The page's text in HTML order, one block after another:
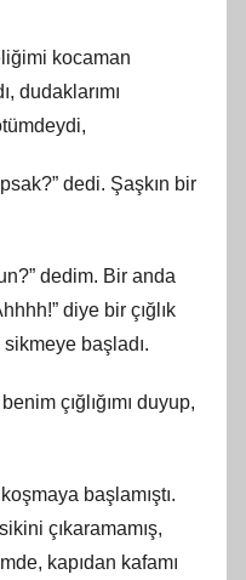
kocaman
dudaklarımı
dedi. Şaşkın bir
dedim. Bir anda
diye bir çığlık
başladı.
çığlığımı duyup,
başlamıştı.
çıkaramamış,
kapıdan kafamı